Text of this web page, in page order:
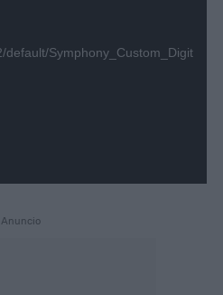
default/Symphony_Custom_Digit